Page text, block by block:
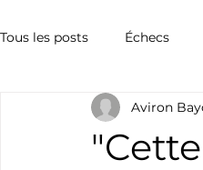
Tous les posts Échecs
Omnisports Aviron